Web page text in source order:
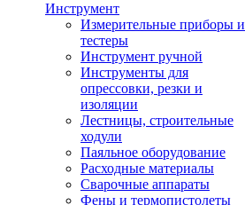
Инструмент
Измерительные приборы и
тестеры
Инструмент ручной
Инструменты для
опрессовки, резки и
изоляции
Лестницы, строительные
ходули
Паяльное оборудование
Расходные материалы
Сварочные аппараты
Фены и термопистолеты